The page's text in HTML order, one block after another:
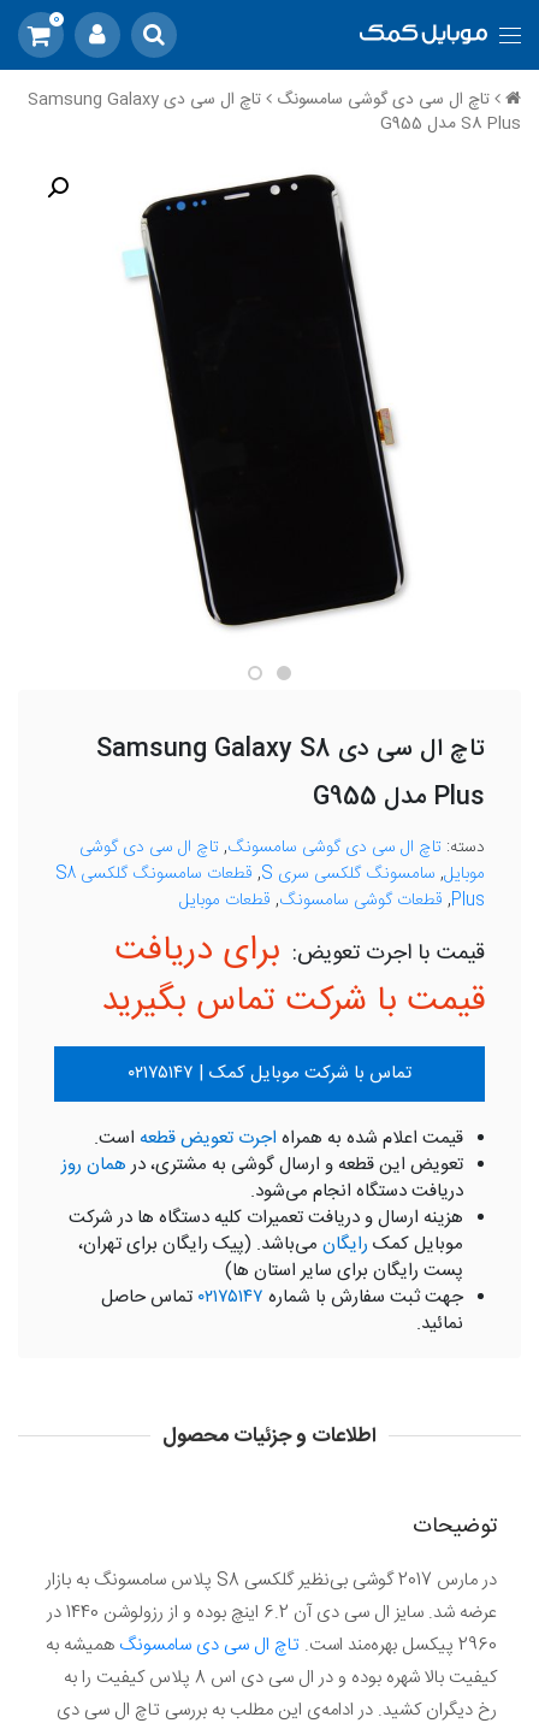
0
تاچ ال سی دی گوشی سامسونگ
تاچ ال سی دی Samsung Galaxy
S8 Plus مدل G955
تاچ ال سی دی Samsung Galaxy S8
Plus مدل G955
دسته: تاچ ال سی دی گوشی سامسونگ, تاچ ال سی دی گوشی
موبایل, سامسونگ گلکسی سری S ,
قطعات سامسونگ گلکسی S8
Plus
, قطعات گوشی سامسونگ, قطعات موبایل
برای دریافت
قیمت با شرکت تماس بگیرید
تماس با شرکت موبایل کمک | ۰۲۱۷۵۱۴۷
قیمت اعلام شده به همراه اجرت تعویض قطعه است.
تعویض این قطعه و ارسال گوشی به مشتری، درهمان روز
دریافت دستگاه انجام می‌شود.
هزینه ارسال و دریافت تعمیرات کلیه دستگاه ها در شرکت
موبایل کمک رایگان می‌باشد. (پیک رایگان برای تهران،
پست رایگان برای سایر استان ها)
جهت ثبت سفارش با شماره ۰۲۱۷۵۱۴۷ تماس حاصل
نمائید.
اطلاعات و جزئیات محصول
توضیحات
در مارس 2017 گوشی بی‌نظیر گلکسی S8 پلاس سامسونگ به بازار
عرضه شد. سایز ال سی دی آن 6.2 اینچ بوده و از رزولوشن 1440 در
2960 پیکسل بهره‌مند است.
تاچ ال سی دی سامسونگ همیشه به
کیفیت بالا شهره بوده و در ال سی دی اس 8 پلاس کیفیت را به
رخ دیگران کشید. در ادامه‌ی این مطلب به بررسی تاچ ال سی دی